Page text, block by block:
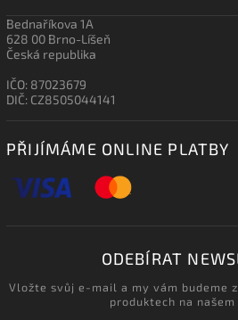
Bednaříkova 1A
628 00 Brno-Líšeň
Česká republika
IČO: 87023679
DIČ: CZ8505044141
PŘIJÍMÁME ONLINE PLATBY
ODEBÍRAT
Vložte svůj e-mail a my vám budeme
produktech na